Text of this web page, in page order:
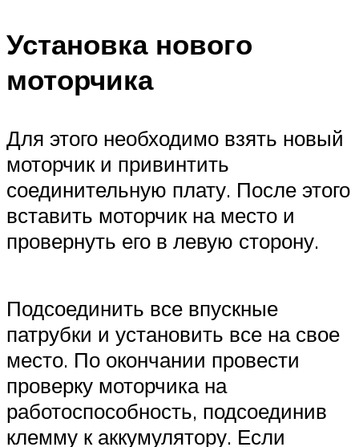
Установка нового
моторчика
Для этого необходимо взять новый
моторчик и привинтить
соединительную плату. После этого
вставить моторчик на место и
провернуть его в левую сторону.
Подсоединить все впускные
патрубки и установить все на свое
место. По окончании провести
проверку моторчика на
работоспособность, подсоединив
клемму к аккумулятору. Если